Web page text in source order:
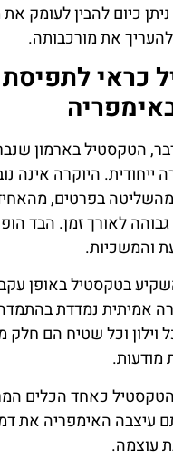
כיום להבין לעומק
את מורכבותה.
כראי לתפיסת
באימפריה
הטקסטיל בארמון
ייחודית. היוקרה אינה
בפרטים,
לאורך זמן. הבד
והמשכיות.
בטקסטיל באופן
אמיתית נמדדת
וילון וכל שטיח הם
מודעות.
כאחד הכלים
עיצבה האימפריה את
עוצמה.